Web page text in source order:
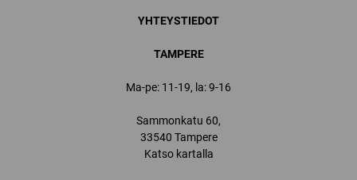
YHTEYSTIEDOT
TAMPERE
Ma-pe: 11-19, la: 9-16
Sammonkatu 60,
33540 Tampere
Katso kartalla